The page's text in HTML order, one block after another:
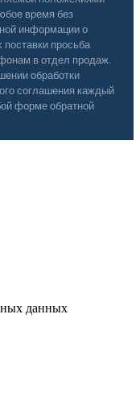
время без
информации о
поставки просьба
в отдел продаж.
обработки
соглашения каждый
форме обратной
данных